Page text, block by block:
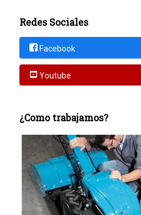
Redes Sociales
Facebook
Youtube
¿Como trabajamos?